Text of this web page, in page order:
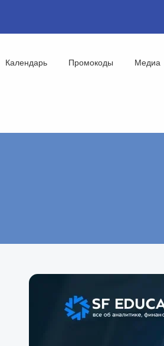
Календарь Промокоды Медиа